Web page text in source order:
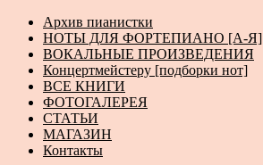
Архив пианистки
НОТЫ ДЛЯ ФОРТЕПИАНО [А-Я]
ВОКАЛЬНЫЕ ПРОИЗВЕДЕНИЯ
Концертмейстеру [подборки нот]
ВСЕ КНИГИ
ФОТОГАЛЕРЕЯ
СТАТЬИ
МАГАЗИН
Контакты